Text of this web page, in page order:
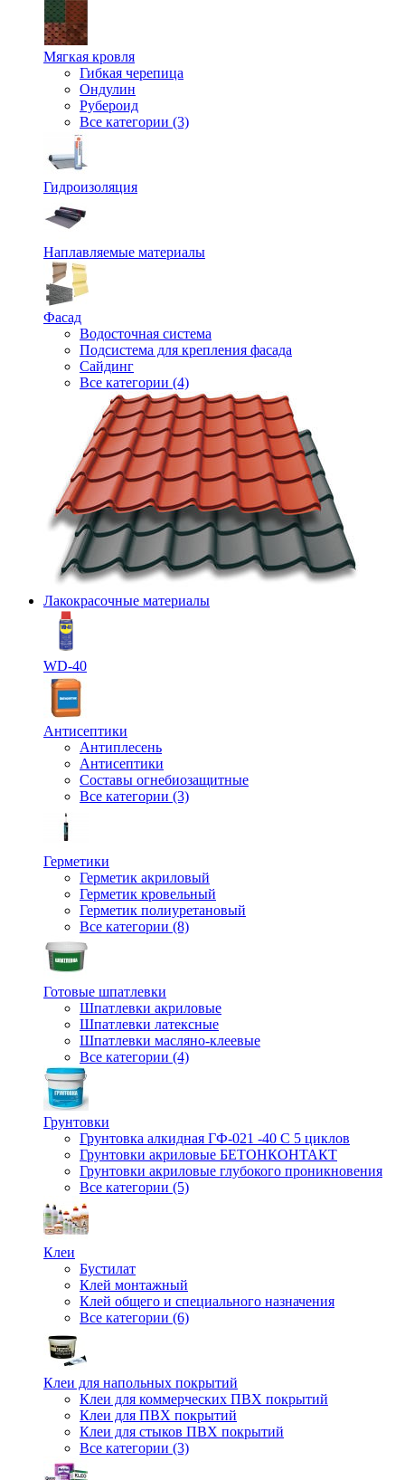
Мягкая кровля
Гибкая черепица
Ондулин
Рубероид
Все категории (3)
Гидроизоляция
Наплавляемые материалы
Фасад
Водосточная система
Подсистема для крепления фасада
Сайдинг
Все категории (4)
Лакокрасочные материалы
WD-40
Антисептики
Антиплесень
Антисептики
Составы огнебиозащитные
Все категории (3)
Герметики
Герметик акриловый
Герметик кровельный
Герметик полиуретановый
Все категории (8)
Готовые шпатлевки
Шпатлевки акриловые
Шпатлевки латексные
Шпатлевки масляно-клеевые
Все категории (4)
Грунтовки
Грунтовка алкидная ГФ-021 -40 С 5 циклов
Грунтовки акриловые БЕТОНКОНТАКТ
Грунтовки акриловые глубокого проникновения
Все категории (5)
Клеи
Бустилат
Клей монтажный
Клей общего и специального назначения
Все категории (6)
Клеи для напольных покрытий
Клеи для коммерческих ПВХ покрытий
Клеи для ПВХ покрытий
Клеи для стыков ПВХ покрытий
Все категории (3)